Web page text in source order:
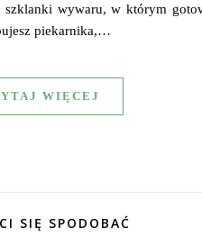
wywaru, w którym
piekarnika,…
WIĘCEJ
SIĘ SPODOBAĆ